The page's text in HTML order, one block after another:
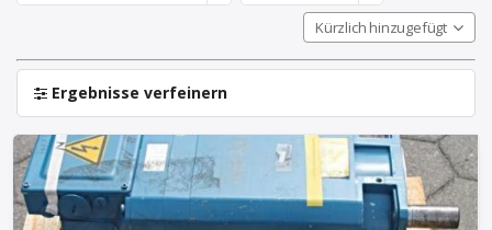
Kürzlich hinzugefügt
Ergebnisse verfeinern